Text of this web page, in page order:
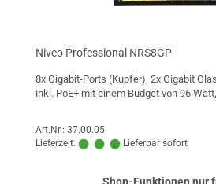
Niveo Professional NRS8GP
8x Gigabit-Ports (Kupfer), 2x Gigabit
inkl. PoE+ mit einem Budget von 96
Art.Nr.: 37.00.05
Lieferzeit:
Lieferbar sofort